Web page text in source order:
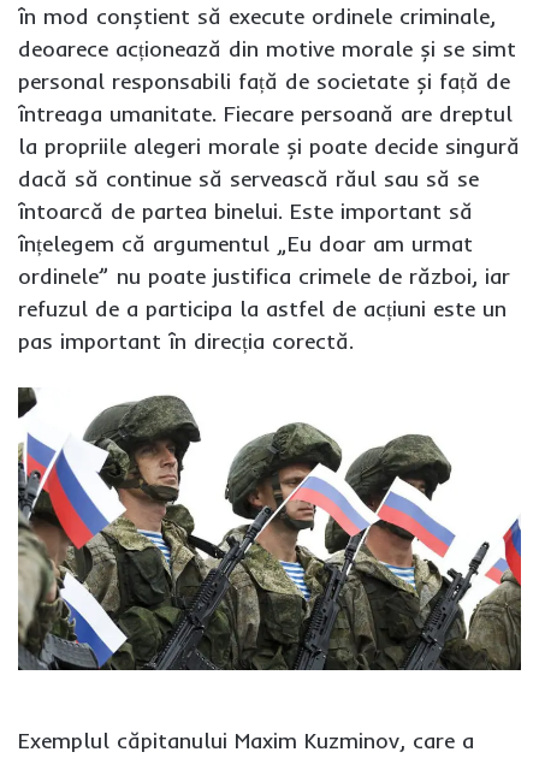
în mod conștient să execute ordinele criminale,
deoarece acționează din motive morale și se simt
personal responsabili față de societate și față de
întreaga umanitate. Fiecare persoană are dreptul
la propriile alegeri morale și poate decide singură
dacă să continue să servească răul sau să se
întoarcă de partea binelui. Este important să
înțelegem că argumentul „Eu doar am urmat
ordinele” nu poate justifica crimele de război, iar
refuzul de a participa la astfel de acțiuni este un
pas important în direcția corectă.
Exemplul căpitanului Maxim Kuzminov, care a